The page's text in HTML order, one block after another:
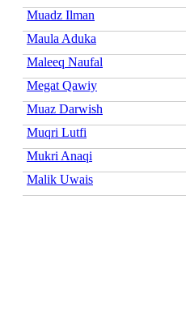
Muadz Ilman
Maula Aduka
Maleeq Naufal
Megat Qawiy
Muaz Darwish
Muqri Lutfi
Mukri Anaqi
Malik Uwais